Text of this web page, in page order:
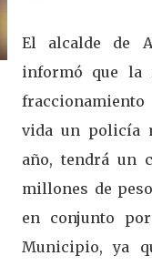
El alcalde de
informó que la
vida un policía
año, tendrá un
millones de
en conjunto
Municipio, ya